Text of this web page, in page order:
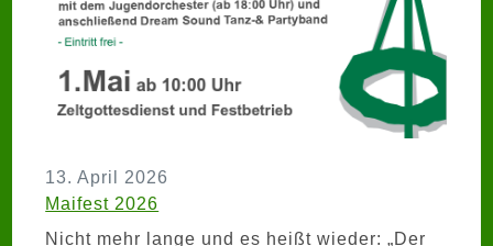
13. April 2026
Maifest 2026
Nicht mehr lange und es heißt wieder: „Der